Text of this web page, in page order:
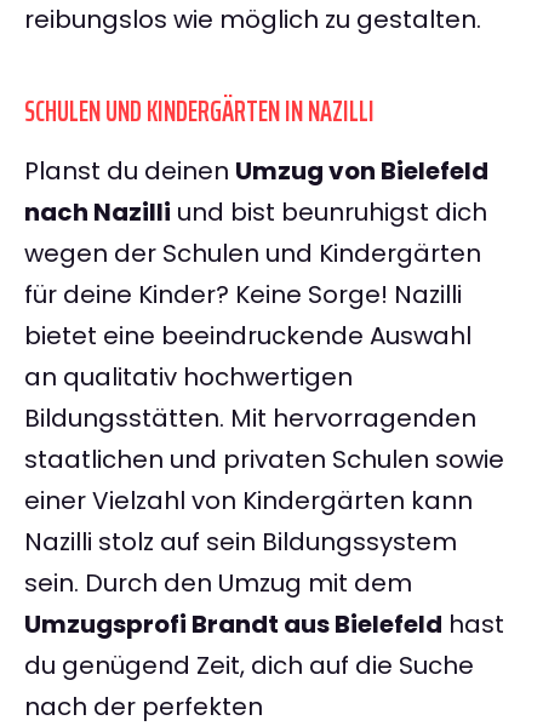
reibungslos wie möglich zu gestalten.
SCHULEN UND KINDERGÄRTEN IN NAZILLI
Planst du deinen Umzug von Bielefeld
nach Nazilli und bist beunruhigst dich
wegen der Schulen und Kindergärten
für deine Kinder? Keine Sorge! Nazilli
bietet eine beeindruckende Auswahl
an qualitativ hochwertigen
Bildungsstätten. Mit hervorragenden
staatlichen und privaten Schulen sowie
einer Vielzahl von Kindergärten kann
Nazilli stolz auf sein Bildungssystem
sein. Durch den Umzug mit dem
Umzugsprofi Brandt aus Bielefeld hast
du genügend Zeit, dich auf die Suche
nach der perfekten